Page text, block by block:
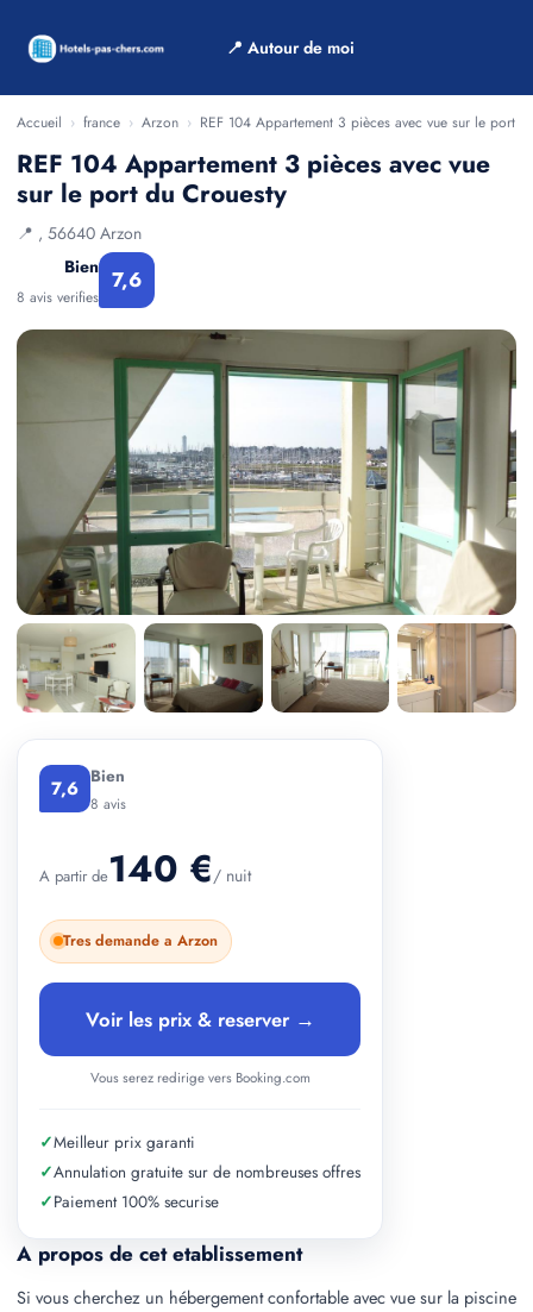
📍 Autour de moi
Accueil › france › Arzon › REF 104 Appartement 3 pièces avec vue sur le port
REF 104 Appartement 3 pièces avec vue
sur le port du Crouesty
📍 , 56640 Arzon
Bien
8 avis verifies
7,6
A propos de cet etablissement
Si vous cherchez un hébergement confortable avec vue sur la piscine
7,6 Bien
8 avis
A partir de140 €/ nuit
Tres demande a Arzon
Voir les prix & reserver →
Vous serez redirige vers Booking.com
✓Meilleur prix garanti
✓Annulation gratuite sur de nombreuses offres
✓Paiement 100% securise